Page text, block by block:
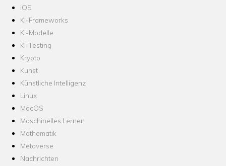
iOS
KI-Frameworks
KI-Modelle
KI-Testing
Krypto
Kunst
Künstliche Intelligenz
Linux
MacOS
Maschinelles Lernen
Mathematik
Metaverse
Nachrichten